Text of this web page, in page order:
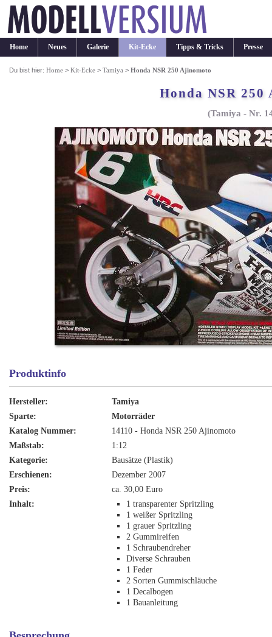
Home Neues Galerie Kit-Ecke Tipps & Tricks Presse
Du bist hier:Home >Kit-Ecke >Tamiya >Honda NSR 250 Ajinomoto
Honda NSR
(Tamiya - Nr.
Produktinfo
Hersteller:
Tamiya
Sparte:
Motorräder
Katalog Nummer:
14110 - Honda NSR 250 Ajinomoto
Maßstab:
1:12
Kategorie:
Bausätze (Plastik)
Erschienen:
Dezember 2007
Preis:
ca. 30,00 Euro
Inhalt:
1 transparenter Spritzling
1 weißer Spritzling
1 grauer Spritzling
2 Gummireifen
1 Schraubendreher
Diverse Schrauben
1 Feder
2 Sorten Gummischläuche
1 Decalbogen
1 Bauanleitung